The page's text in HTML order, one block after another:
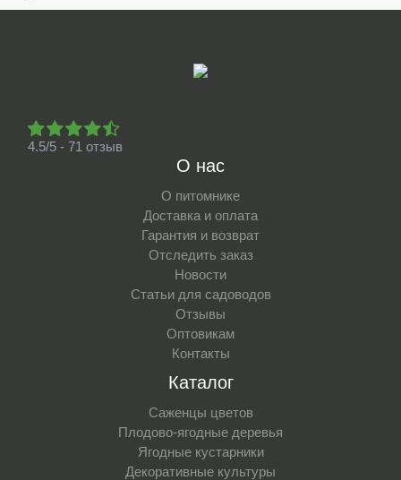
4.5/5 - 71 отзыв
О нас
О питомнике
Доставка и оплата
Гарантия и возврат
Отследить заказ
Новости
Статьи для садоводов
Отзывы
Оптовикам
Контакты
Каталог
Саженцы цветов
Плодово-ягодные деревья
Ягодные кустарники
Декоративные культуры